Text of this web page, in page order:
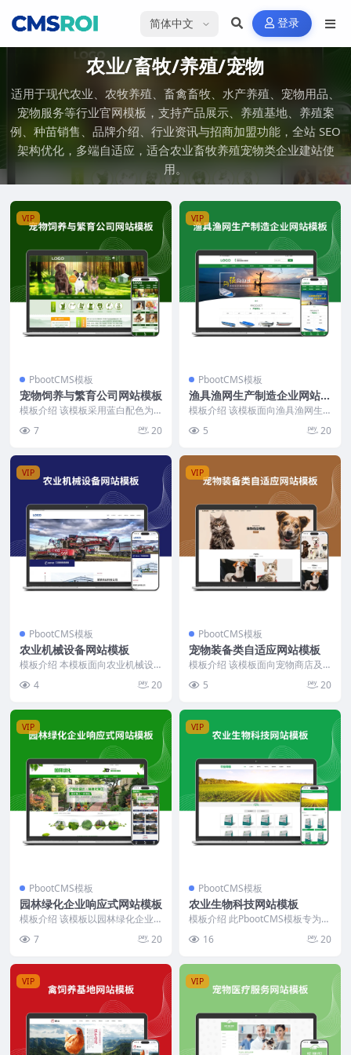
选择语言 登录
农业/畜牧/养殖/宠物
适用于现代农业、农牧养殖、畜禽畜牧、水产养殖、宠物用品、
宠物服务等行业官网模板，支持产品展示、养殖基地、养殖案
例、种苗销售、品牌介绍、行业资讯与招商加盟功能，全站 SEO
架构优化，多端自适应，适合农业畜牧养殖宠物类企业建站使
用。
VIP
PbootCMS模板
宠物饲养与繁育公司网站模板
模板介绍 该模板采用蓝白配色为
栏清晰展示公司简介、...
7 20
VIP
PbootCMS模板
渔具渔网生产制造企业网站模
板
模板介绍 该模板面向渔具渔网生
调，整体布局规整，信...
5 20
VIP
PbootCMS模板
农业机械设备网站模板
模板介绍 本模板面向农业机械设
与服务体系。整体布局...
4 20
VIP
PbootCMS模板
宠物装备类自适应网站模板
模板介绍 该模板面向宠物商店及
SS结构，代码简...
5 20
VIP
PbootCMS模板
园林绿化企业响应式网站模板
模板介绍 该模板以园林绿化企业
业务、工程案例及行业...
7 20
VIP
PbootCMS模板
农业生物科技网站模板
模板介绍 此PbootCMS模板专为农
观的方式展示...
16 20
VIP VIP